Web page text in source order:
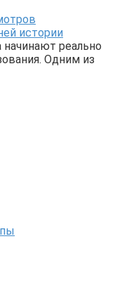
истории
реально
Одним из